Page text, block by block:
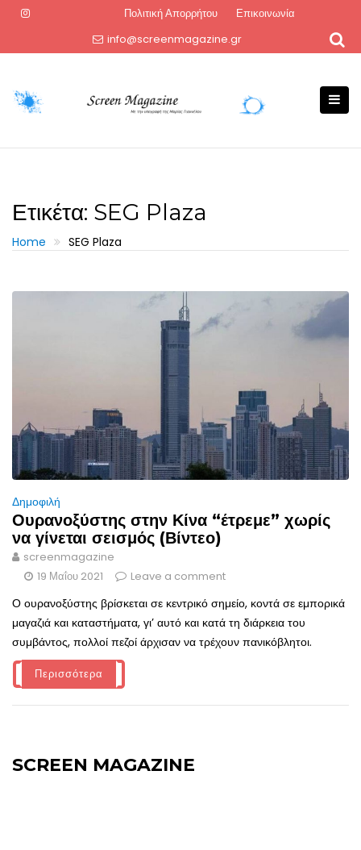
Πολιτική Απορρήτου
Επικοινωνία
info@screenmagazine.gr
Ετικέτα: SEG Plaza
Home SEG Plaza
Δημοφιλή
Ουρανοξύστης στην Κίνα “έτρεμε” χωρίς
να γίνεται σεισμός (Βίντεο)
screenmagazine
19 Μαΐου 2021
Leave a comment
Ο ουρανοξύστης βρίσκεται σε κεντρικό σημείο, κοντά σε εμπορικά
μαγαζιά και καταστήματα, γι’ αυτό και κατά τη διάρκεια του
συμβάντος, πολλοί πεζοί άρχισαν να τρέχουν πανικόβλητοι.
Περισσότερα
SCREEN MAGAZINE